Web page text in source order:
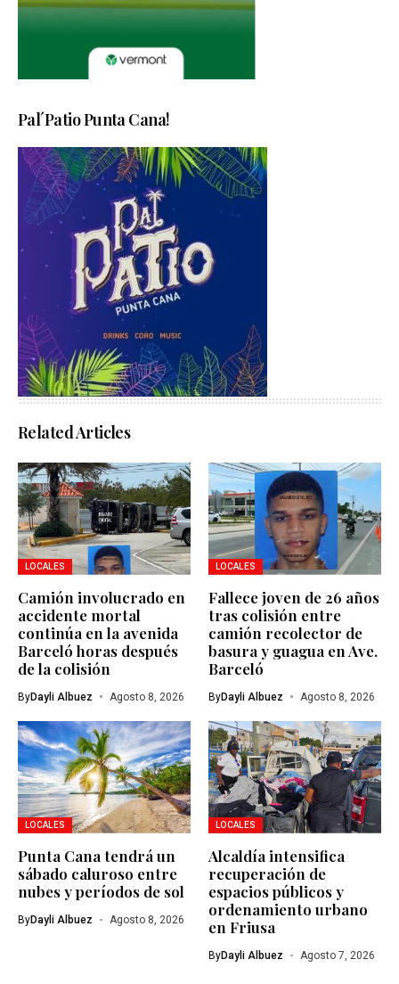
Pal´Patio Punta Cana!
Related Articles
LOCALES
Camión involucrado en
accidente mortal
continúa en la avenida
Barceló horas después
de la colisión
ByDayli Albuez Agosto 8, 2026
LOCALES
Fallece joven de 26 años
tras colisión entre
camión recolector de
basura y guagua en Ave.
Barceló
ByDayli Albuez Agosto 8, 2026
LOCALES
Punta Cana tendrá un
sábado caluroso entre
nubes y períodos de sol
ByDayli Albuez Agosto 8, 2026
LOCALES
Alcaldía intensifica
recuperación de
espacios públicos y
ordenamiento urbano
en Friusa
ByDayli Albuez Agosto 7, 2026